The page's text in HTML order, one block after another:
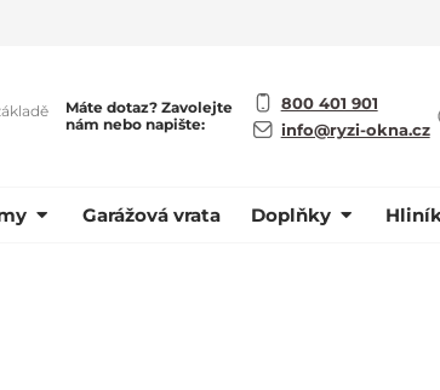
Máte dotaz? Zavolejte
nám nebo napište:
800 401 901
info@ryzi-okna.cz
Garážová vrata Doplňky